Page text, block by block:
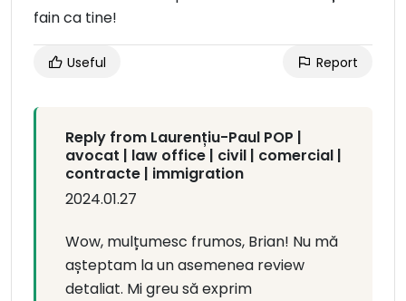
fain ca tine!
Useful Report
Reply from Laurențiu-Paul POP |
avocat | law office | civil | comercial |
contracte | immigration
2024.01.27
Wow, mulțumesc frumos, Brian! Nu mă
așteptam la un asemenea review
detaliat. Mi greu să exprim